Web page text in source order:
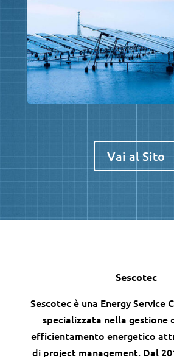
Vai al Sito
Sescotec
Sescotec è una Energy Service
specializzata nella gestione
efficientamento energetico
di project management. Dal